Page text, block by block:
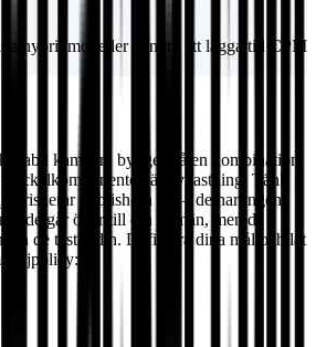
hybridmodeller genom att lägga till CPM
stabil kampanj bygger på en kombination
är avkastning. Tänk
riskerar publishern allt – de har ingen
de går över till din domän, men de
de testar din. Definiera dina mål och låt